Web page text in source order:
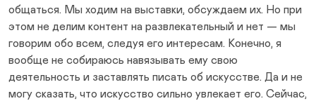
общаться. Мы ходим на выставки, обсуждаем их. Но при
этом не делим контент на развлекательный и нет — мы
говорим обо всем, следуя его интересам. Конечно, я
вообще не собираюсь навязывать ему свою
деятельность и заставлять писать об искусстве. Да и не
могу сказать, что искусство сильно увлекает его. Сейчас,